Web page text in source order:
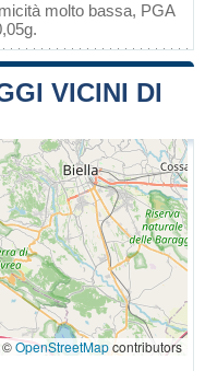
molto bassa, PGA
VICINI DI
©OpenStreetMapcontributors